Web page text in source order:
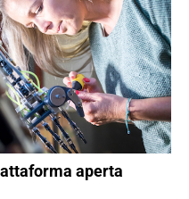
aperta